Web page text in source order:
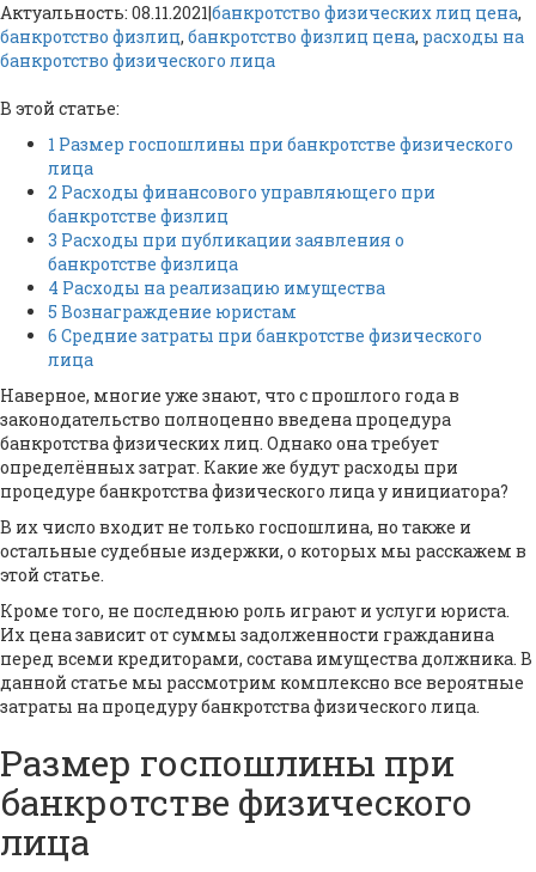
Актуальность: 08.11.2021|банкротство физических лиц цена,
банкротство физлиц, банкротство физлиц цена, расходы на
банкротство физического лица
В этой статье:
1 Размер госпошлины при банкротстве физического
лица
2 Расходы финансового управляющего при
банкротстве физлиц
3 Расходы при публикации заявления о
банкротстве физлица
4 Расходы на реализацию имущества
5 Вознаграждение юристам
6 Средние затраты при банкротстве физического
лица
Наверное, многие уже знают, что с прошлого года в
законодательство полноценно введена процедура
банкротства физических лиц. Однако она требует
определённых затрат. Какие же будут расходы при
процедуре банкротства физического лица у инициатора?
В их число входит не только госпошлина, но также и
остальные судебные издержки, о которых мы расскажем в
этой статье.
Кроме того, не последнюю роль играют и услуги юриста.
Их цена зависит от суммы задолженности гражданина
перед всеми кредиторами, состава имущества должника. В
данной статье мы рассмотрим комплексно все вероятные
затраты на процедуру банкротства физического лица.
Размер госпошлины при
банкротстве физического
лица